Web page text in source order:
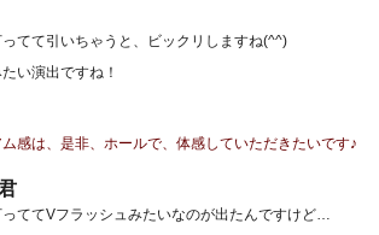
てて引いちゃうと、ビックリしますね(^^)
い演出ですね！
感は、是非、ホールで、体感していただきたいです♪
ててVフラッシュみたいなのが出たんですけど…